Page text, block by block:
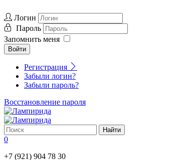
Логин
Пароль
Запомнить меня
Войти
Регистрация
Забыли логин?
Забыли пароль?
Восстановление пароля
0
+7 (921) 904 78 30